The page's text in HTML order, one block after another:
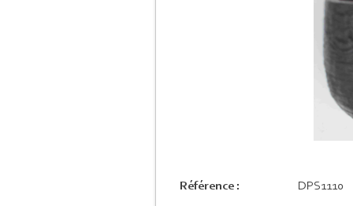
Référence : DPS1110